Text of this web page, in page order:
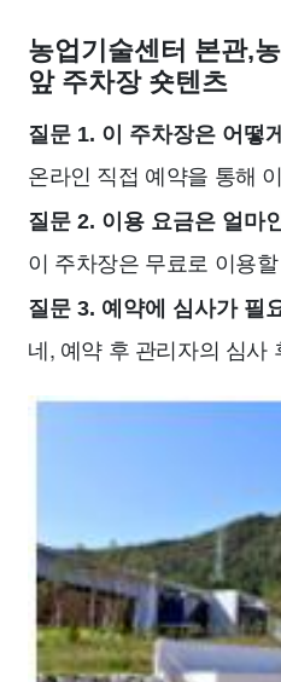
농업기술센터 본관,
앞 주차장 숏텐츠
질문 1. 이 주차장은 어떻
온라인 직접 예약을 통해
질문 2. 이용 요금은 얼마
이 주차장은 무료로 이용
질문 3. 예약에 심사가 필
네, 예약 후 관리자의 심사